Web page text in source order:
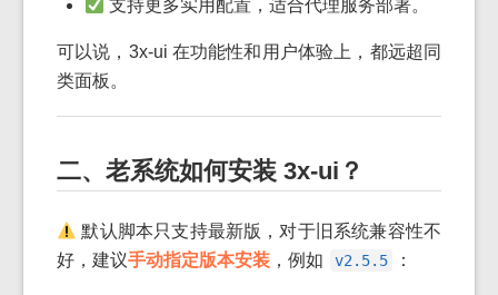
支持更多实用配置，适合代理服务部署。
可以说，3x-ui 在功能性和用户体验上，都远超同
类面板。
二、老系统如何安装 3x-ui？
默认脚本只支持最新版，对于旧系统兼容性不
好，建议手动指定版本安装 ，例如 v2.5.5 ：